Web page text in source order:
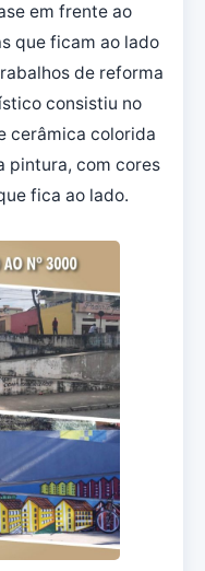
em frente ao
que ficam ao lado
de reforma
consistiu no
cerâmica colorida
pintura, com cores
fica ao lado.